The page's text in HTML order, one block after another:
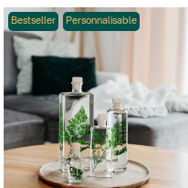
Bestseller Personnalisable